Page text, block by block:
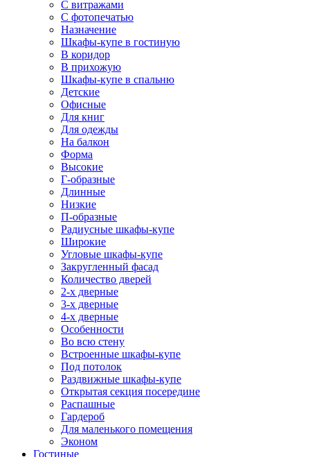
С витражами
С фотопечатью
Назначение
Шкафы-купе в гостиную
В коридор
В прихожую
Шкафы-купе в спальню
Детские
Офисные
Для книг
Для одежды
На балкон
Форма
Высокие
Г-образные
Длинные
Низкие
П-образные
Радиусные шкафы-купе
Широкие
Угловые шкафы-купе
Закругленный фасад
Количество дверей
2-х дверные
3-х дверные
4-х дверные
Особенности
Во всю стену
Встроенные шкафы-купе
Под потолок
Раздвижные шкафы-купе
Открытая секция посередине
Распашные
Гардероб
Для маленького помещения
Эконом
Гостиные